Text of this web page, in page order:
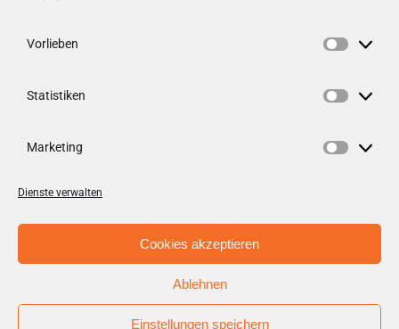
Vorlieben
Statistiken
Marketing
Dienste verwalten
Cookies akzeptieren
Ablehnen
Einstellungen speichern
Follow us on
© Copyright 2012 - 2026 | Stadt + Handel City- und
Standortmanagement BID GmbH / Aufgabenträger BID